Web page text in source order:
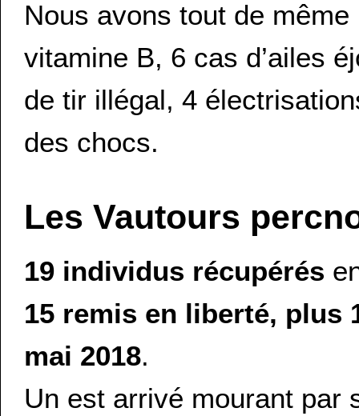
Nous avons tout de
vitamine B, 6 cas d’ailes
de tir illégal, 4
des chocs.
Les Vautours
19 individus récupérés
15 remis en liberté, plus
mai 2018.
Un est arrivé mourant par